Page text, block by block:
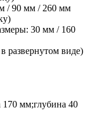
/ 90 мм / 260 мм
30 мм / 160
развернутом виде)
мм;глубина 40